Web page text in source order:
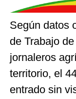
Según datos
de Trabajo
jornaleros
territorio, el
entrado sin